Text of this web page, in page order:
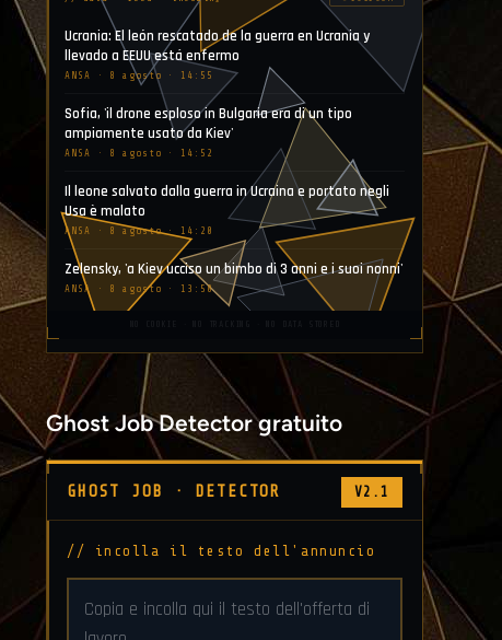
Ucrania: El león rescatado de la guerra en Ucrania y
llevado a EEUU está enfermo
ANSA · 8 agosto · 14:55
Sofia, 'il drone esploso in Bulgaria era di un tipo
ampiamente usato da Kiev'
ANSA · 8 agosto · 14:52
Il leone salvato dalla guerra in Ucraina e portato negli
Usa è malato
ANSA · 8 agosto · 14:20
Zelensky, 'a Kiev ucciso un bimbo di 3 anni e i suoi nonni'
ANSA · 8 agosto · 13:50
Ghost Job Detector gratuito
GHOST JOB · DETECTOR V2.1
// incolla il testo dell'annuncio